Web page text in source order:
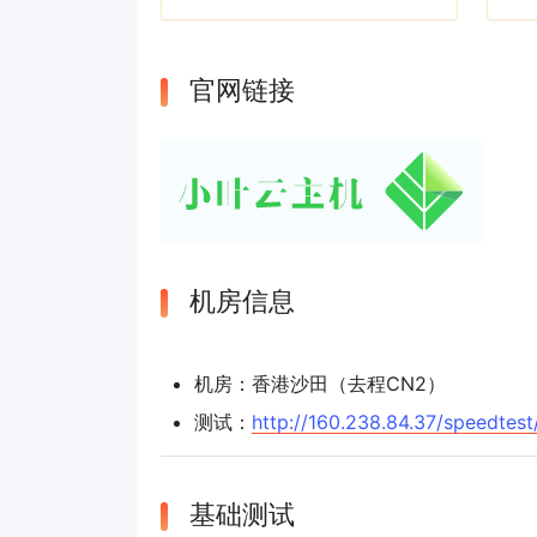
官网链接
机房信息
机房：香港沙田（去程CN2）
测试： http://160.238.84.37/
基础测试